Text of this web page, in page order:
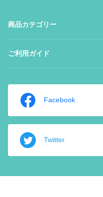
商品カテゴリー
ご利用ガイド
Facebook
Twitter